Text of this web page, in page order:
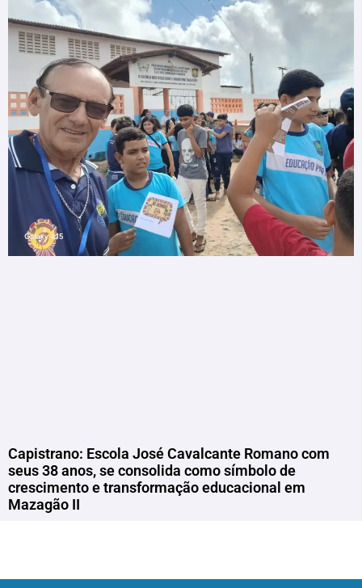
Capistrano: Escola José Cavalcante Romano com
seus 38 anos, se consolida como símbolo de
crescimento e transformação educacional em
Mazagão II